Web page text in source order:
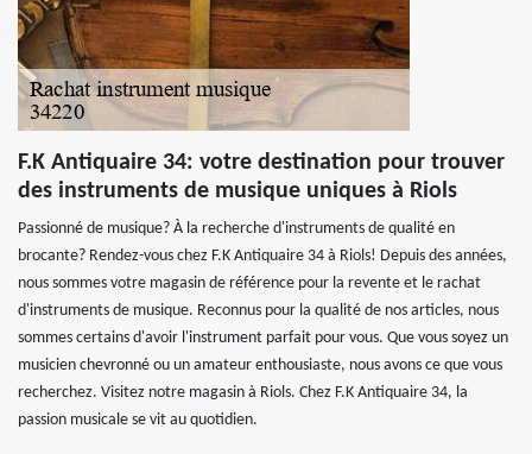
F.K Antiquaire 34: votre destination pour trouver
des instruments de musique uniques à Riols
Passionné de musique? À la recherche d'instruments de qualité en
brocante? Rendez-vous chez F.K Antiquaire 34 à Riols! Depuis des années,
nous sommes votre magasin de référence pour la revente et le rachat
d'instruments de musique. Reconnus pour la qualité de nos articles, nous
sommes certains d'avoir l'instrument parfait pour vous. Que vous soyez un
musicien chevronné ou un amateur enthousiaste, nous avons ce que vous
recherchez. Visitez notre magasin à Riols. Chez F.K Antiquaire 34, la
passion musicale se vit au quotidien.